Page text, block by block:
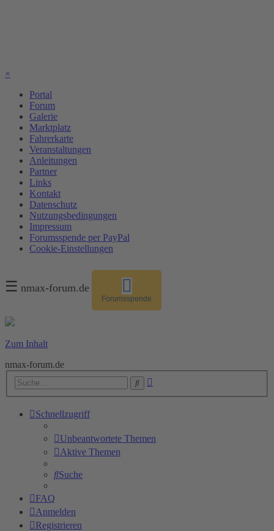
×
Portal
Forum
Galerie
Marktplatz
Fahrerkarte
Veranstaltungen
Anleitungen
Partner
Links
Kontakt
Datenschutz
Nutzungsbedingungen
Impressum
Forumsspende per PayPal
Cookie-Einstellungen
☰ nmax-forum.de
Forumsspende
Zum Inhalt
nmax-forum.de
Suche
Schnellzugriff
Unbeantwortete Themen
Aktive Themen
Suche
FAQ
Anmelden
Registrieren